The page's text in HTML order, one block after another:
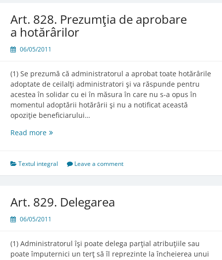
Art. 828. Prezumţia de aprobare
a hotărârilor
06/05/2011
(1) Se prezumă că administratorul a aprobat toate hotărârile
adoptate de ceilalţi administratori şi va răspunde pentru
acestea în solidar cu ei în măsura în care nu s-a opus în
momentul adoptării hotărârii şi nu a notificat această
opoziţie beneficiarului…
Read moreArt.
de
aprobare
Textul integral Leave a comment
Art. 829. Delegarea
06/05/2011
(1) Administratorul îşi poate delega parţial atribuţiile sau
poate împuternici un terţ să îl reprezinte la încheierea unui